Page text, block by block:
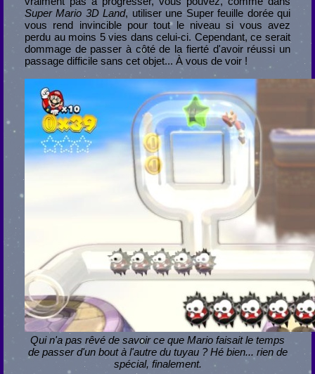
Super Mario 3D Land, utiliser une Super feuille dorée qui
vous rend invincible pour tout le niveau si vous avez
perdu au moins 5 vies dans celui-ci. Cependant, ce serait
dommage de passer à côté de la fierté d'avoir réussi un
passage difficile sans cet objet... À vous de voir !
Qui n'a pas rêvé de savoir ce que Mario faisait le temps
de passer d'un bout à l'autre du tuyau ? Hé bien... rien de
spécial, finalement.